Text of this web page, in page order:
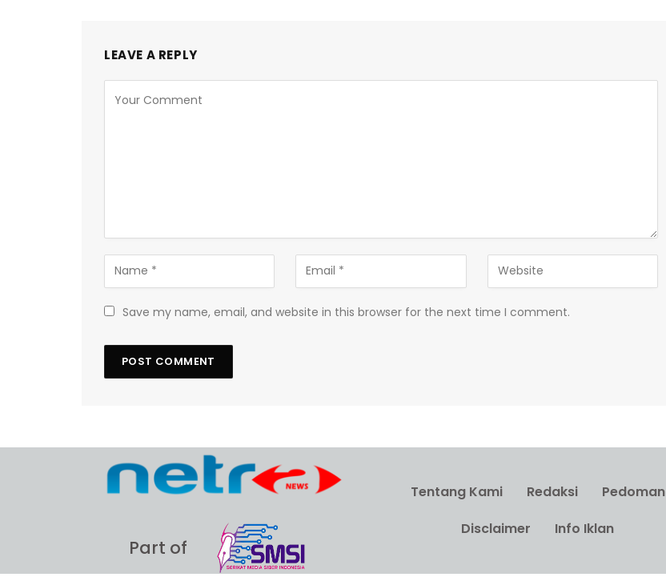
LEAVE A REPLY
Save my name, email, and website in this browser for the next time I comment.
Part of
Tentang Kami Redaksi
Pedoman
Disclaimer
Info Iklan